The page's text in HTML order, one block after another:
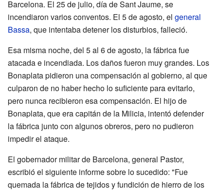
Barcelona. El 25 de julio, día de Sant Jaume, se
incendiaron varios conventos. El 5 de agosto, el general
Bassa, que intentaba detener los disturbios, falleció.
Esa misma noche, del 5 al 6 de agosto, la fábrica fue
atacada e incendiada. Los daños fueron muy grandes. Los
Bonaplata pidieron una compensación al gobierno, al que
culparon de no haber hecho lo suficiente para evitarlo,
pero nunca recibieron esa compensación. El hijo de
Bonaplata, que era capitán de la Milicia, intentó defender
la fábrica junto con algunos obreros, pero no pudieron
impedir el ataque.
El gobernador militar de Barcelona, general Pastor,
escribió el siguiente informe sobre lo sucedido: "Fue
quemada la fábrica de tejidos y fundición de hierro de los